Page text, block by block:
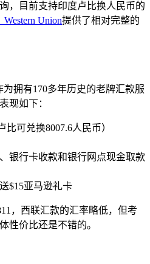
，目前支持印度卢比换人民币的
Union提供了相对完整的
为拥有170多年历史的老牌汇款服
现如下：
比可兑换8007.6人民币）
银行卡收款和银行网点现金取款
$15亚马逊礼卡
，西联汇款的汇率略低，但考
性价比还是不错的。